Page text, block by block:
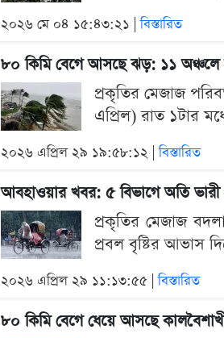
২০২৬ মে ০৪ ১৫:৪৩:২১ |বিস্তারিত
৮০ কিমি বেগে আসছে ঝড়: ১১ অঞ্চলে
প্রকৃতির মেজাজ
এপ্রিল) রাত ১টার
২০২৬ এপ্রিল ২৯ ১৯:৫৮:১২ |বিস্তারিত
আবহাওয়ার খবর: ৫ বিভাগে অতি ভারী
প্রকৃতির মেজাজ
প্রবল বৃষ্টির আভাস
২০২৬ এপ্রিল ২৯ ১১:১৩:৫৫ |বিস্তারিত
৮০ কিমি বেগে ধেয়ে আসছে